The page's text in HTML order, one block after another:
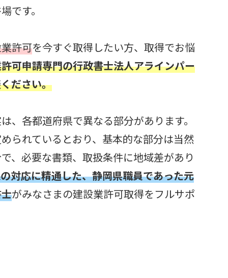
です。
許可を今すぐ取得したい方、取得でお悩
可申請専門の行政書士法人アラインパー
ださい。
、各都道府県で異なる部分があります。
られているとおり、基本的な部分は当然
、必要な書類、取扱条件に地域差があり
対応に精通した、静岡県職員であった元
がみなさまの建設業許可取得をフルサポ